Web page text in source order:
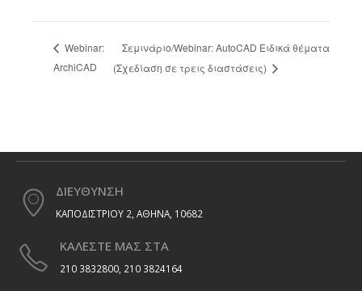
Webinar:
ArchiCAD
Σεμινάριο/Webinar: AutoCAD Ειδικά θέματα
(Σχεδίαση σε τρεις διαστάσεις)
ΔΙΕΥΘΥΝΣΗ
ΚΑΠΟΔΙΣΤΡΙΟΥ 2, ΑΘΗΝΑ, 10682
ΚΑΛΕΣΤΕ ΜΑΣ ΣΤΑ
210 3832800, 210 3824164